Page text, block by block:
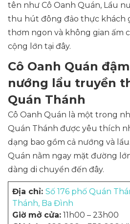
tên như Cô Oanh Quán, Lẩu
thu hút đông đảo thực khách
thơm ngon và không gian ấm
cộng lớn tại đây.
Cô Oanh Quán
nướng lẩu truyền
Quán Thánh
Cô Oanh Quán là một trong
Quán Thánh được yêu thích
dạng bao gồm cả nướng và
Quán nằm ngay mặt đường
dàng di chuyển đến đây.
Địa chỉ: Số 176 phố Quán
Thánh, Ba Đình
Giờ mở cửa: 11h00 – 23h00